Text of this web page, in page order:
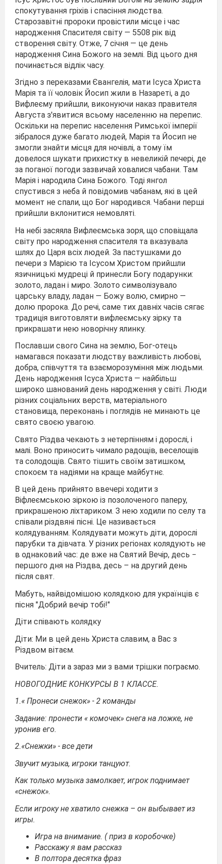
спокутування гріхів і спасіння людства.
Старозавітні пророки провістили місце і час
народження Спасителя світу — 5508 рік від
створення світу. Отже, 7 січня — це день
народження Сина Божого на землі. Від цього дня
починається відлік часу.
Згідно з переказами Євангелія, мати Ісуса Христа
Марія та її чоловік Йосип жили в Назареті, а до
Вифлеєму прийшли, виконуючи наказ правителя
Августа з'явитися всьому населенню на перепис.
Оскільки на перепис населення Римської імперії
зібралося дуже багато людей, Марія та Йосип не
змогли знайти місця для ночівлі, а тому їм
довелося шукати прихистку в невеликій печері, де
за поганої погоди зазвичай ховалися чабани. Там
Марія і народила Сина Божого. Тоді янгол
спустився з неба й повідомив чабанам, які в цей
момент не спали, що Бог народився. Чабани перші
прийшли вклонитися немовляті.
На небі засяяла Вифлеємська зоря, що сповіщала
світу про народження спасителя та вказувала
шлях до Царя всіх людей. За пастушками до
печери з Марією та Ісусом Христом прийшли
язичницькі мудреці й принесли Богу подарунки:
золото, ладан і миро. Золото символізувало
царську владу, ладан — Божу волю, смирно —
долю пророка. До речі, саме тих давніх часів сягає
традиція виготовляти вифлеємську зірку та
прикрашати нею новорічну ялинку.
Пославши свого Сина на землю, Бог-отець
намагався показати людству важливість любові,
добра, співчуття та взаєморозуміння між людьми.
День народження Ісуса Христа — найбільш
широко шанований день народження у світі. Люди
різних соціальних верств, матеріального
становища, переконань і поглядів не минають це
свято своєю увагою.
Свято Різдва чекають з нетерпінням і дорослі, і
малі. Воно приносить чимало радощів, веселощів
та солодощів. Свято тішить своїм затишком,
спокоєм та надіями на краще майбутнє.
В цей день прийнято ввечері ходити з
Віфлеємською зіркою із позолоченого паперу,
прикрашеною ліхтариком. З нею ходили по селу та
співали різдвяні пісні. Це називається
колядуванням. Колядувати можуть діти, дорослі
парубки та дівчата. У різних регіонах колядують не
в однаковий час: де вже на Святий Вечір, десь −
першого дня на Різдва, десь – на другий день
після свят.
Мабуть, найвідомішою колядкою для українців є
пісня "Добрий вечір тобі!"
Діти співають колядку
Діти: Ми в цей день Христа славим, а Вас з
Різдвом вітаєм.
Вчитель: Діти а зараз ми з вами трішки пограємо.
НОВОГОДНИЕ КОНКУРСЫ В 1 КЛАССЕ.
1.« Пронеси снежок» - 2 команды
Задание: пронести « комочек» снега на ложке, не
уронив его.
2.«Снежки» - все дети
Звучит музыка, игроки танцуют.
Как только музыка замолкает, игрок поднимает
«снежок».
Если игроку не хватило снежка – он выбывает из
игры.
Игра на внимание. ( приз в коробочке)
Расскажу я вам рассказ
В полтора десятка фраз